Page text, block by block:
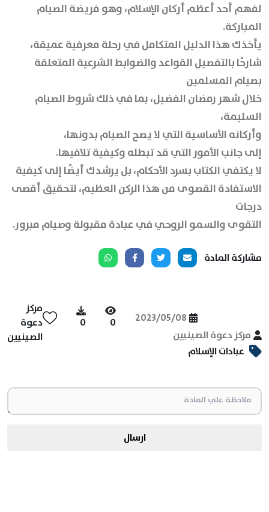
لفهم أحد أعظم أركان الإسلام، وهو فريضة الصيام
المباركة.
يأخذك هذا الدليل المتكامل في رحلة معرفية عميقة،
شارحًا بالتفصيل القواعد والضوابط الشرعية المتعلقة
بصيام المسلمين
خلال شهر رمضان الفضيل، بما في ذلك شروط الصيام
السليمة،
وأركانه الأساسية التي لا يصح الصيام بدونها،
إلى جانب الأمور التي قد تبطله وكيفية تلافيها.
لا يكتفي الكتاب بسرد الأحكام، بل يرشدك أيضًا إلى كيفية
الاستفادة القصوى من هذا الركن العظيم، لتحقيق أقصى
درجات
التقوى والسمو الروحي في عبادة مقبولة وصيام مبرور.
مشاركة المادة
مركز دعوة الصينيين
2023/05/08
0
0
مركز
دعوة
الصينيين
عبادات الإسلام
ارسال